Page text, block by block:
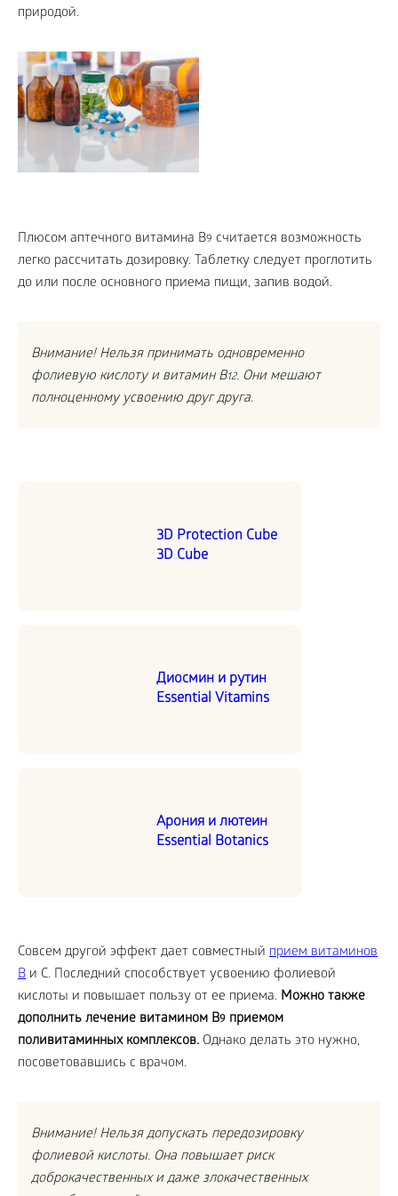
природой.
Плюсом аптечного витамина B9 считается возможность
легко рассчитать дозировку. Таблетку следует проглотить
до или после основного приема пищи, запив водой.
Внимание! Нельзя принимать одновременно
фолиевую кислоту и витамин B12. Oни мешают
полноценному усвоению друг друга.
3D Protection Cube
3D Cube
Диосмин и рутин
Essential Vitamins
Арония и лютеин
Essential Botanics
Совсем другой эффект дает совместный прием витаминов
B и С. Последний способствует усвоению фолиевой
кислоты и повышает пользу от ее приема. Можно также
дополнить лечение витамином B9 приемом
поливитаминных комплексов. Однако делать это нужно,
посоветoвавшись с врачом.
Внимание! Нельзя допускать передозировку
фолиевой кислоты. Она повышает риск
доброкачественных и даже злокачественных